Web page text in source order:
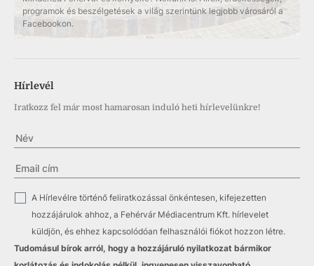
programok és beszélgetések a világ szerintünk legjobb városáról a
Facebookon.
Hírlevél
Iratkozz fel már most hamarosan induló heti hírlevelünkre!
A Hírlevélre történő feliratkozással önkéntesen, kifejezetten
hozzájárulok ahhoz, a Fehérvár Médiacentrum Kft. hírlevelet
küldjön, és ehhez kapcsolódóan felhasználói fiókot hozzon létre.
Tudomásul bírok arról, hogy a hozzájáruló nyilatkozat bármikor